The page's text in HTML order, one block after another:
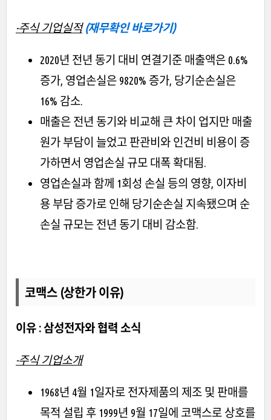
-주식 기업실적 (재무확인 바로가기)
2020년 전년 동기 대비 연결기준 매출액은 0.6%
증가, 영업손실은 9820% 증가, 당기순손실은
16% 감소.
매출은 전년 동기와 비교해 큰 차이 업지만 매출
원가 부담이 늘었고 판관비와 인건비 비용이 증
가하면서 영업손실 규모 대폭 확대됨.
영업손실과 함께 1회성 손실 등의 영향, 이자비
용 부담 증가로 인해 당기순손실 지속됐으며 순
손실 규모는 전년 동기 대비 감소함.
코맥스 (상한가 이유)
이유 : 삼성전자와 협력 소식
-주식 기업소개
1968년 4월 1일자로 전자제품의 제조 및 판매를
목적 설립 후 1999년 9월 17일에 코맥스로 상호를